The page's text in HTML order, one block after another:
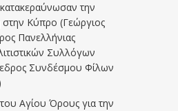
την
στην Κύπρο (Γεώργιος
Πανελλήνιας
Συλλόγων
Συνδέσμου Φίλων
Αγίου Όρους για την